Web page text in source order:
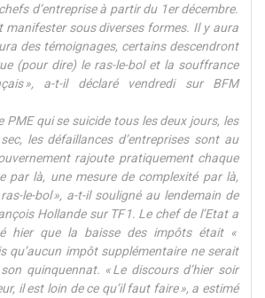
d’entreprise à partir du 1er décembre.
manifester sous diverses formes. Il y aura
des témoignages, certains descendront
(pour dire) le ras-le-bol et la souffrance
», a-t-il déclaré vendredi sur BFM
PME qui se suicide tous les deux jours, les
les défaillances d’entreprises sont au
rajoute pratiquement chaque
par là, une mesure de complexité par là,
le-bol », a-t-il souligné au lendemain de
Hollande sur TF1. Le chef de l’Etat a
hier que la baisse des impôts était «
qu’aucun impôt supplémentaire ne serait
quinquennat. « Le discours d’hier soir
il est loin de ce qu’il faut faire », a estimé